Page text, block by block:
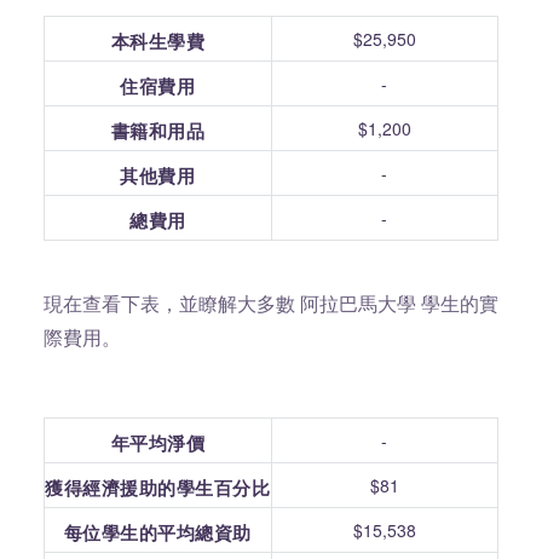
本科生學費 $25,950
住宿費用 -
書籍和用品 $1,200
其他費用 -
總費用 -
現在查看下表，並瞭解大多數 阿拉巴馬大學 學生的實
際費用。
年平均淨價 -
獲得經濟援助的學生百分比 $81
每位學生的平均總資助 $15,538